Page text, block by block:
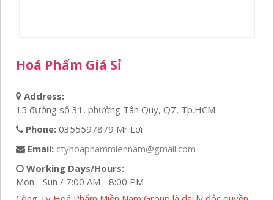
Hoá Phẩm Giá Sỉ
Address:
15 đường số 31, phường Tân Quy, Q7, Tp.HCM
Phone: 0355597879 Mr Lợi
Email: ctyhoaphammiennam@gmail.com
Working Days/Hours:
Mon - Sun / 7:00 AM - 8:00 PM